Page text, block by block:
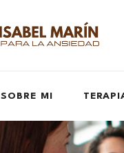
SOBRE MI